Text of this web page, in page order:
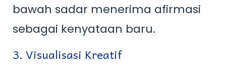
bawah sadar menerima afirmasi
sebagai kenyataan baru.
3. Visualisasi Kreatif